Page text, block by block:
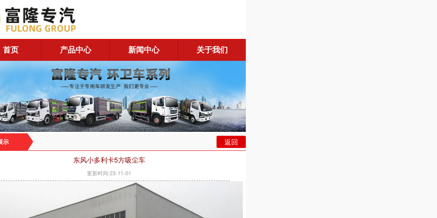
首页 产品中心 新闻中心 关于我们
示
返回
东风小多利卡5方吸尘车
更新时间:23-11-01